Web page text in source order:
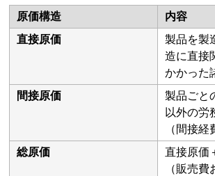
原価構造
内容
直接原価
製品を製
造に直接
かかった
間接原価
製品ごと
以外の労
（間接
総原価
直接原価
（販売